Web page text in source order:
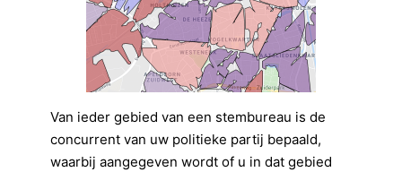
Van ieder gebied van een stembureau is de
concurrent van uw politieke partij bepaald,
waarbij aangegeven wordt of u in dat gebied